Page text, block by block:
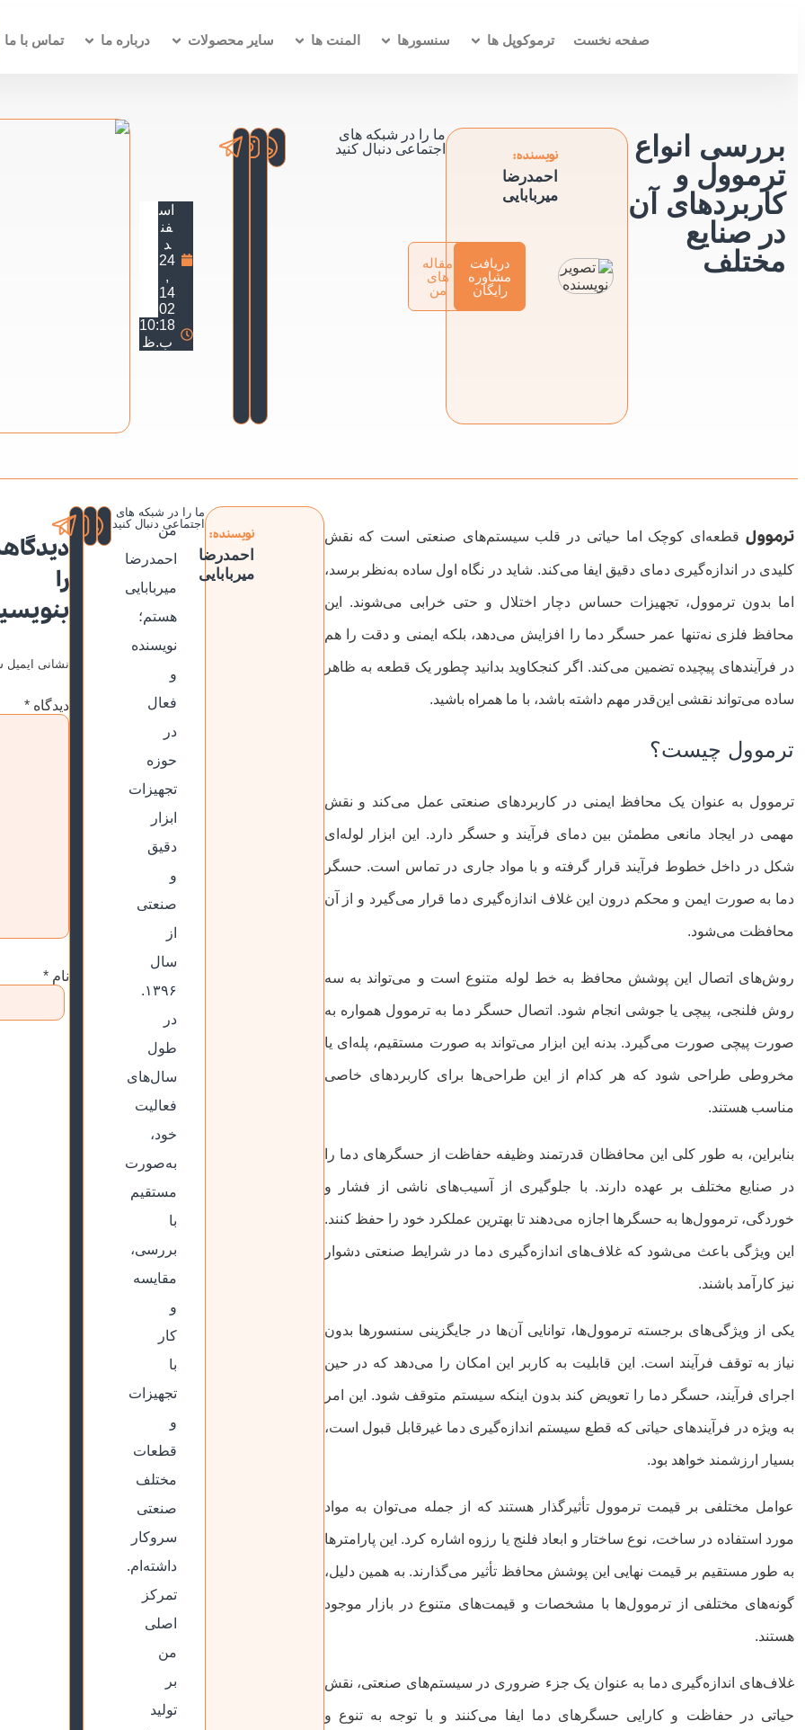
صفحه نخست ترموکوپل ها سنسورها المنت ها سایر محصولات درباره ما تماس با ما
بررسی انواع
ترموول و
کاربردهای آن
در صنایع
مختلف
نویسنده:
احمدرضا
میربابایی
دریافت
مشاوره
رایگان
مقاله
های
من
ما را در شبکه های
اجتماعی دنبال کنید
اس
فن
د
24
,
14
02
10:18
ب.ظ
ترموول قطعه‌ای کوچک اما حیاتی در قلب سیستم‌های صنعتی است که نقش
کلیدی در اندازه‌گیری دمای دقیق ایفا می‌کند. شاید در نگاه اول ساده به‌نظر برسد،
اما بدون ترموول، تجهیزات حساس دچار اختلال و حتی خرابی می‌شوند. این
محافظ فلزی نه‌تنها عمر حسگر دما را افزایش می‌دهد، بلکه ایمنی و دقت را هم
در فرآیندهای پیچیده تضمین می‌کند. اگر کنجکاوید بدانید چطور یک قطعه به ظاهر
ساده می‌تواند نقشی این‌قدر مهم داشته باشد، با ما همراه باشید.
ترموول چیست؟
ترموول به عنوان یک محافظ ایمنی در کاربردهای صنعتی عمل می‌کند و نقش
مهمی در ایجاد مانعی مطمئن بین دمای فرآیند و حسگر دارد. این ابزار لوله‌ای
شکل در داخل خطوط فرآیند قرار گرفته و با مواد جاری در تماس است. حسگر
دما به صورت ایمن و محکم درون این غلاف اندازه‌گیری دما قرار می‌گیرد و از آن
محافظت می‌شود.
روش‌های اتصال این پوشش محافظ به خط لوله متنوع است و می‌تواند به سه
روش فلنجی، پیچی یا جوشی انجام شود. اتصال حسگر دما به ترموول همواره به
صورت پیچی صورت می‌گیرد. بدنه این ابزار می‌تواند به صورت مستقیم، پله‌ای یا
مخروطی طراحی شود که هر کدام از این طراحی‌ها برای کاربردهای خاصی
مناسب هستند.
بنابراین، به طور کلی این محافظان قدرتمند وظیفه حفاظت از حسگرهای دما را
در صنایع مختلف بر عهده دارند. با جلوگیری از آسیب‌های ناشی از فشار و
خوردگی، ترموول‌ها به حسگرها اجازه می‌دهند تا بهترین عملکرد خود را حفظ کنند.
این ویژگی باعث می‌شود که غلاف‌های اندازه‌گیری دما در شرایط صنعتی دشوار
نیز کارآمد باشند.
یکی از ویژگی‌های برجسته ترموول‌ها، توانایی آن‌ها در جایگزینی سنسورها بدون
نیاز به توقف فرآیند است. این قابلیت به کاربر این امکان را می‌دهد که در حین
اجرای فرآیند، حسگر دما را تعویض کند بدون اینکه سیستم متوقف شود. این امر
به ویژه در فرآیندهای حیاتی که قطع سیستم اندازه‌گیری دما غیرقابل قبول است،
بسیار ارزشمند خواهد بود.
عوامل مختلفی بر قیمت ترموول تأثیرگذار هستند که از جمله می‌توان به مواد
مورد استفاده در ساخت، نوع ساختار و ابعاد فلنج یا رزوه اشاره کرد. این پارامترها
به طور مستقیم بر قیمت نهایی این پوشش محافظ تأثیر می‌گذارند. به همین دلیل،
گونه‌های مختلفی از ترموول‌ها با مشخصات و قیمت‌های متنوع در بازار موجود
هستند.
غلاف‌های اندازه‌گیری دما به عنوان یک جزء ضروری در سیستم‌های صنعتی، نقش
حیاتی در حفاظت و کارایی حسگرهای دما ایفا می‌کنند و با توجه به تنوع و
نویسنده:
احمدرضا
میربابایی
من
احمدرضا
میربابایی
هستم؛
نویسنده
و
فعال
در
حوزه
تجهیزات
ابزار
دقیق
و
صنعتی
از
سال
۱۳۹۶.
در
طول
سال‌های
فعالیت
خود،
به‌صورت
مستقیم
با
بررسی،
مقایسه
و
کار
با
تجهیزات
و
قطعات
مختلف
صنعتی
سروکار
داشته‌ام.
تمرکز
اصلی
من
بر
تولید
ما را در شبکه های
اجتماعی دنبال کنید
را
نشانی ایمیل
دیدگاه *
نام *